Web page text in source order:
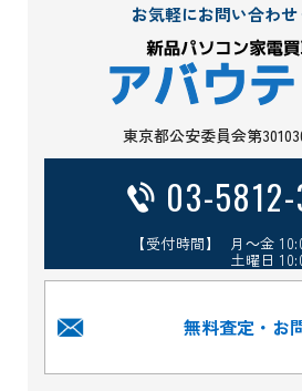
お気軽にお問い合わせ
東京都公安委員会第
03-
【受付時間】 月～金
土曜日
無料査定・お